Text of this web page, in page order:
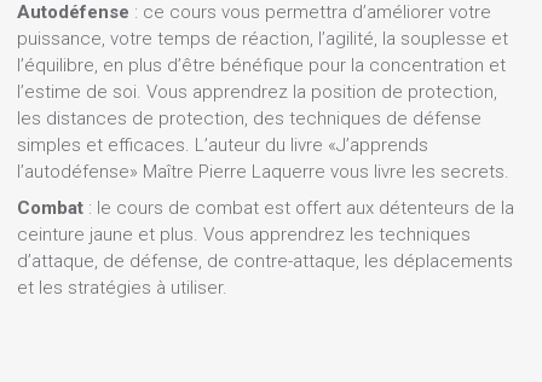
Autodéfense : ce cours vous permettra d’améliorer votre
puissance, votre temps de réaction, l’agilité, la souplesse et
l’équilibre, en plus d’être bénéfique pour la concentration et
l’estime de soi. Vous apprendrez la position de protection,
les distances de protection, des techniques de défense
simples et efficaces. L’auteur du livre «J’apprends
l’autodéfense» Maître Pierre Laquerre vous livre les secrets.
Combat : le cours de combat est offert aux détenteurs de la
ceinture jaune et plus. Vous apprendrez les techniques
d’attaque, de défense, de contre-attaque, les déplacements
et les stratégies à utiliser.